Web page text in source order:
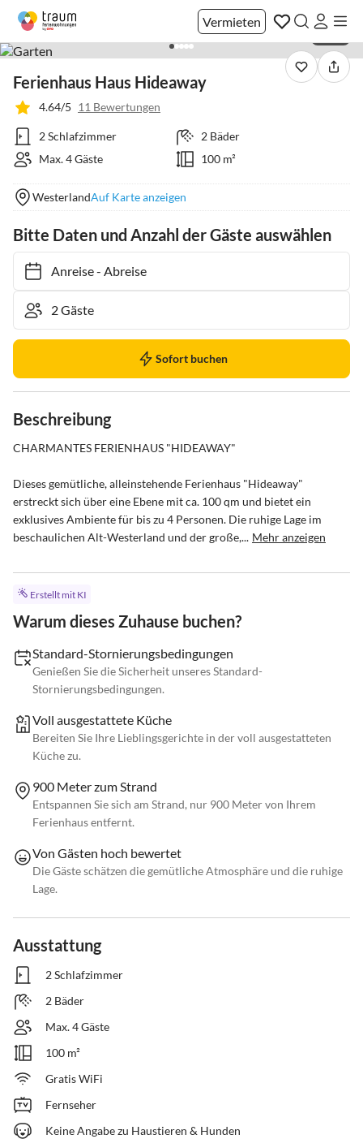
Vermieten
Ferienhaus Haus Hideaway
4.64/5 11 Bewertungen
2 Schlafzimmer
2 Bäder
Max. 4 Gäste
100 m²
WesterlandAuf Karte anzeigen
Bitte Daten und Anzahl der Gäste auswählen
Anreise- Abreise
Sofort buchen
Beschreibung
CHARMANTES FERIENHAUS "HIDEAWAY"
Dieses gemütliche, alleinstehende Ferienhaus "Hideaway"
erstreckt sich über eine Ebene mit ca. 100 qm und bietet ein
exklusives Ambiente für bis zu 4 Personen. Die ruhige Lage im
beschaulichen Alt-Westerland und der große,... Mehr anzeigen
Erstellt mit KI
Warum dieses Zuhause buchen?
Standard-Stornierungsbedingungen
Genießen Sie die Sicherheit unseres Standard-
Stornierungsbedingungen.
Voll ausgestattete Küche
Bereiten Sie Ihre Lieblingsgerichte in der voll ausgestatteten
Küche zu.
900 Meter zum Strand
Entspannen Sie sich am Strand, nur 900 Meter von Ihrem
Ferienhaus entfernt.
Von Gästen hoch bewertet
Die Gäste schätzen die gemütliche Atmosphäre und die ruhige
Lage.
Ausstattung
2 Schlafzimmer
2 Bäder
Max. 4 Gäste
100 m²
Gratis WiFi
Fernseher
Keine Angabe zu Haustieren & Hunden